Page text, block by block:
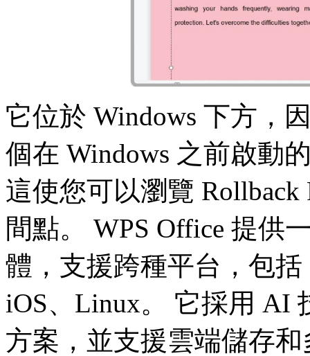
它位於 Windows 下方，
個在 Windows 之前啟動
這使您可以瀏覽
間點。 WPS Office 提供
體，支援跨種平台，包括
iOS、Linux。 它採用 AI
方案，並支援雲端儲存